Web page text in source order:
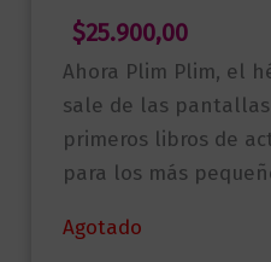
$25.900,00
Ahora Plim Plim, el
sale de las
primeros libros de
para los más
Agotado